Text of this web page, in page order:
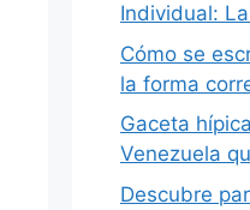
Individual:
Cómo se
la forma
Gaceta
Venezuela
Descubre